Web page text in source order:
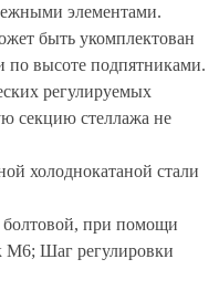
элементами.
быть укомплектован
по высоте подпятниками.
регулируемых
секцию стеллажа не
холоднокатаной стали
болтовой, при помощи
М6; Шаг регулировки